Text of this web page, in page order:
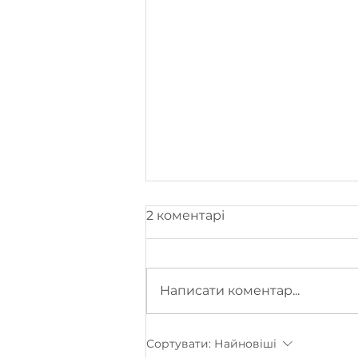
Меблева фабрика MIRT
2 коментарі
Написати коментар...
Сортувати: Найновіші